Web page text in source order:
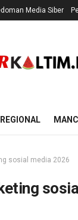
Media Siber
REGIONAL
sosial media 2026